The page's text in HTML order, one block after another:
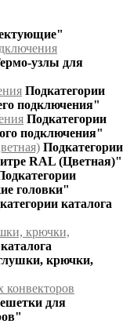
узлы для
Подкатегории
подключения"
Подкатегории
подключения"
Подкатегории
RAL (Цветная)"
головки"
каталога
крючки,
крючки,
конвекторов
для